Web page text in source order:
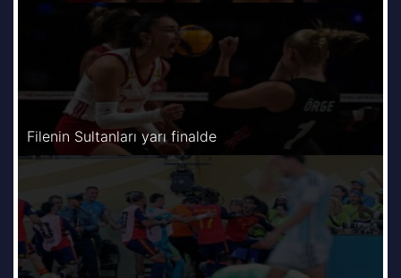
Filenin Sultanları yarı finalde